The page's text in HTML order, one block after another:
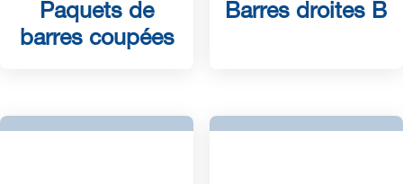
Paquets de
barres coupées
Barres droites B